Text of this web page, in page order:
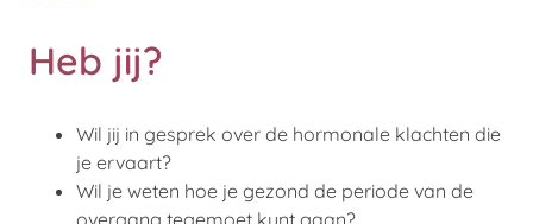
Heb jij?
Wil jij in gesprek over de hormonale klachten die
je ervaart?
Wil je weten hoe je gezond de periode van de